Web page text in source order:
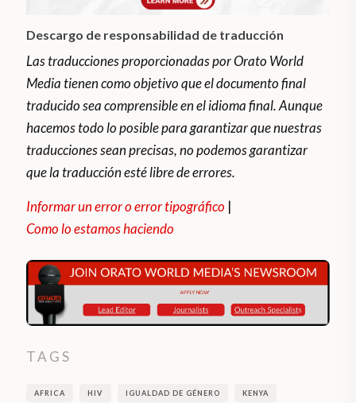
Descargo de responsabilidad de traducción
Las traducciones proporcionadas por Orato World
Media tienen como objetivo que el documento final
traducido sea comprensible en el idioma final. Aunque
hacemos todo lo posible para garantizar que nuestras
traducciones sean precisas, no podemos garantizar
que la traducción esté libre de errores.
Informar un error o error tipográfico |
Como lo estamos haciendo
TAGS
AFRICA HIV IGUALDAD DE GÉNERO KENYA